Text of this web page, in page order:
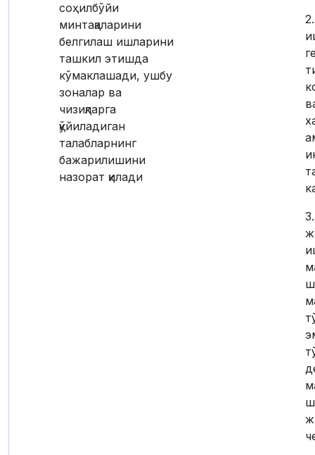
соҳилбўйи
минтақаларини
белгилаш ишларини
ташкил этишда
кўмаклашади, ушбу
зоналар ва
чизиқларга
қўйиладиган
талабларнинг
бажарилишини
назорат қилади